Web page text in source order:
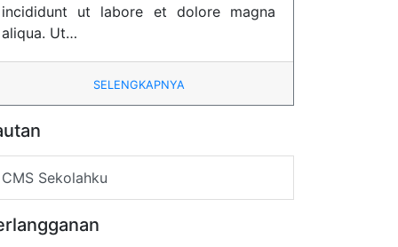
incididunt ut labore et dolore magna
aliqua. Ut…
SELENGKAPNYA
CMS Sekolahku